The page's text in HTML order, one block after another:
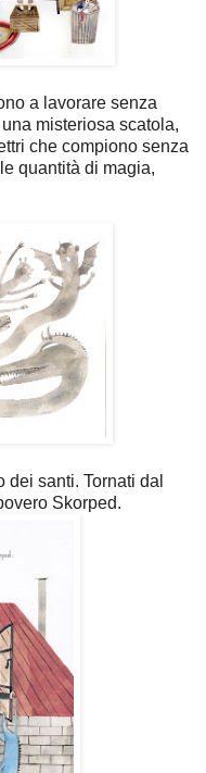
a lavorare senza
misteriosa scatola,
che compiono senza
quantità di magia,
santi. Tornati dal
Skorped.